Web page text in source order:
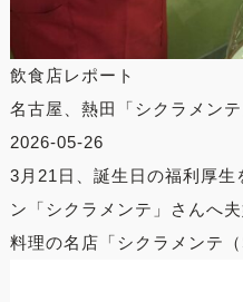
飲食店レポート
名古屋、熱田「シクラメン
2026-05-26
3月21日、誕生日の福利厚
ン「シクラメンテ」さんへ
料理の名店「シクラメンテ